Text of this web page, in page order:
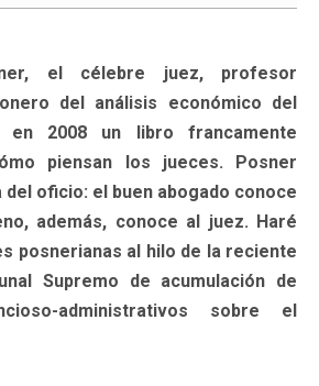
el célebre juez, profesor
del análisis económico del
en 2008 un libro francamente
piensan los jueces. Posner
oficio: el buen abogado conoce
además, conoce al juez. Haré
posnerianas al hilo de la reciente
Supremo de acumulación de
administrativos sobre el